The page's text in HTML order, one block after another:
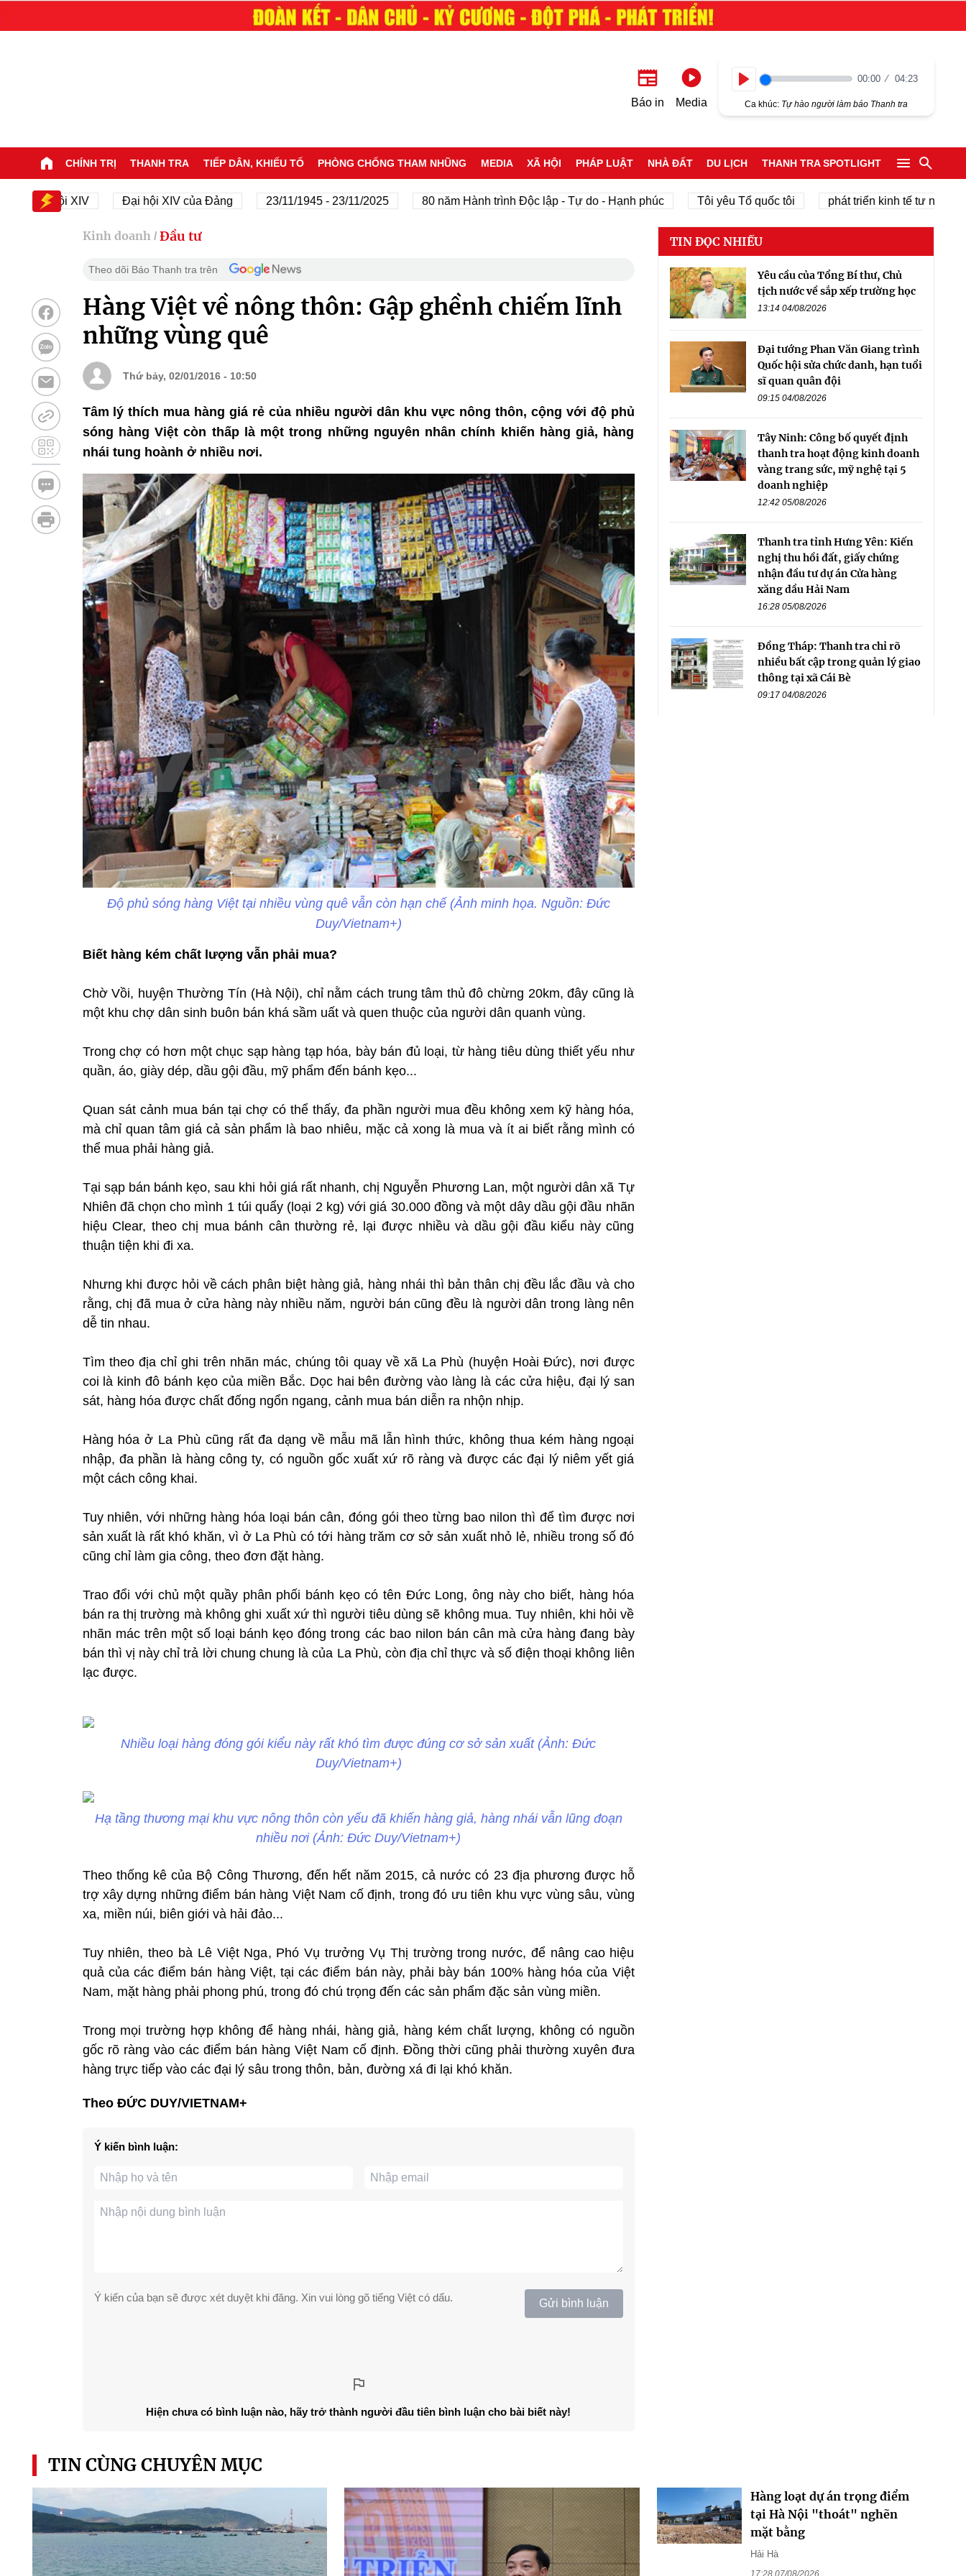
Báo in Media
00:00 04:23
Ca khúc: Tự hào người làm báo Thanh tra
CHÍNH TRỊ THANH TRA TIẾP DÂN, KHIẾU TỐ PHÒNG CHỐNG THAM NHŨNG MEDIA XÃ HỘI PHÁP LUẬT NHÀ ĐẤT DU LỊCH THANH TRA SPOTLIGHT
Đại hội XIV Đại hội XIV của Đảng 23/11/1945 - 23/11/2025 80 năm Hành trình Độc lập - Tự do - Hạnh phúc Tôi yêu Tổ quốc tôi phát triển kinh tế tư nhân
Kinh doanh / Đầu tư
Theo dõi Báo Thanh tra trên
Hàng Việt về nông thôn: Gập ghềnh chiếm lĩnh
những vùng quê
Thứ bảy, 02/01/2016 - 10:50
Tâm lý thích mua hàng giá rẻ của nhiều người dân khu vực nông thôn, cộng với độ phủ
sóng hàng Việt còn thấp là một trong những nguyên nhân chính khiến hàng giả, hàng
nhái tung hoành ở nhiều nơi.
Độ phủ sóng hàng Việt tại nhiều vùng quê vẫn còn hạn chế (Ảnh minh họa. Nguồn: Đức
Duy/Vietnam+)
Biết hàng kém chất lượng vẫn phải mua?
Chờ Vồi, huyện Thường Tín (Hà Nội), chỉ nằm cách trung tâm thủ đô chừng 20km, đây cũng là
một khu chợ dân sinh buôn bán khá sầm uất và quen thuộc của người dân quanh vùng.
Trong chợ có hơn một chục sạp hàng tạp hóa, bày bán đủ loại, từ hàng tiêu dùng thiết yếu như
quần, áo, giày dép, dầu gội đầu, mỹ phẩm đến bánh kẹo...
Quan sát cảnh mua bán tại chợ có thể thấy, đa phần người mua đều không xem kỹ hàng hóa,
mà chỉ quan tâm giá cả sản phẩm là bao nhiêu, mặc cả xong là mua và ít ai biết rằng mình có
thể mua phải hàng giả.
Tại sạp bán bánh kẹo, sau khi hỏi giá rất nhanh, chị Nguyễn Phương Lan, một người dân xã Tự
Nhiên đã chọn cho mình 1 túi quẩy (loại 2 kg) với giá 30.000 đồng và một dây dầu gội đầu nhãn
hiệu Clear, theo chị mua bánh cân thường rẻ, lại được nhiều và dầu gội đầu kiểu này cũng
thuận tiện khi đi xa.
Nhưng khi được hỏi về cách phân biệt hàng giả, hàng nhái thì bản thân chị đều lắc đầu và cho
rằng, chị đã mua ở cửa hàng này nhiều năm, người bán cũng đều là người dân trong làng nên
dễ tin nhau.
Tìm theo địa chỉ ghi trên nhãn mác, chúng tôi quay về xã La Phù (huyện Hoài Đức), nơi được
coi là kinh đô bánh kẹo của miền Bắc. Dọc hai bên đường vào làng là các cửa hiệu, đại lý san
sát, hàng hóa được chất đống ngổn ngang, cảnh mua bán diễn ra nhộn nhịp.
Hàng hóa ở La Phù cũng rất đa dạng về mẫu mã lẫn hình thức, không thua kém hàng ngoại
nhập, đa phần là hàng công ty, có nguồn gốc xuất xứ rõ ràng và được các đại lý niêm yết giá
một cách công khai.
Tuy nhiên, với những hàng hóa loại bán cân, đóng gói theo từng bao nilon thì để tìm được nơi
sản xuất là rất khó khăn, vì ở La Phù có tới hàng trăm cơ sở sản xuất nhỏ lẻ, nhiều trong số đó
cũng chỉ làm gia công, theo đơn đặt hàng.
Trao đổi với chủ một quầy phân phối bánh kẹo có tên Đức Long, ông này cho biết, hàng hóa
bán ra thị trường mà không ghi xuất xứ thì người tiêu dùng sẽ không mua. Tuy nhiên, khi hỏi về
nhãn mác trên một số loại bánh kẹo đóng trong các bao nilon bán cân mà cửa hàng đang bày
bán thì vị này chỉ trả lời chung chung là của La Phù, còn địa chỉ thực và số điện thoại không liên
lạc được.
Nhiều loại hàng đóng gói kiểu này rất khó tìm được đúng cơ sở sản xuất (Ảnh: Đức
Duy/Vietnam+)
Hạ tầng thương mại khu vực nông thôn còn yếu đã khiến hàng giả, hàng nhái vẫn lũng đoạn
nhiều nơi (Ảnh: Đức Duy/Vietnam+)
Theo thống kê của Bộ Công Thương, đến hết năm 2015, cả nước có 23 địa phương được hỗ
trợ xây dựng những điểm bán hàng Việt Nam cố định, trong đó ưu tiên khu vực vùng sâu, vùng
xa, miền núi, biên giới và hải đảo...
Tuy nhiên, theo bà Lê Việt Nga, Phó Vụ trưởng Vụ Thị trường trong nước, để nâng cao hiệu
quả của các điểm bán hàng Việt, tại các điểm bán này, phải bày bán 100% hàng hóa của Việt
Nam, mặt hàng phải phong phú, trong đó chú trọng đến các sản phẩm đặc sản vùng miền.
Trong mọi trường hợp không để hàng nhái, hàng giả, hàng kém chất lượng, không có nguồn
gốc rõ ràng vào các điểm bán hàng Việt Nam cố định. Đồng thời cũng phải thường xuyên đưa
hàng trực tiếp vào các đại lý sâu trong thôn, bản, đường xá đi lại khó khăn.
Theo ĐỨC DUY/VIETNAM+
Ý kiến bình luận:
Ý kiến của bạn sẽ được xét duyệt khi đăng. Xin vui lòng gõ tiếng Việt có dấu. Gửi bình luận
Hiện chưa có bình luận nào, hãy trở thành người đầu tiên bình luận cho bài biết này!
TIN ĐỌC NHIỀU
Yêu cầu của Tổng Bí thư, Chủ
tịch nước về sắp xếp trường học
13:14 04/08/2026
Đại tướng Phan Văn Giang trình
Quốc hội sửa chức danh, hạn tuổi
sĩ quan quân đội
09:15 04/08/2026
Tây Ninh: Công bố quyết định
thanh tra hoạt động kinh doanh
vàng trang sức, mỹ nghệ tại 5
doanh nghiệp
12:42 05/08/2026
Thanh tra tỉnh Hưng Yên: Kiến
nghị thu hồi đất, giấy chứng
nhận đầu tư dự án Cửa hàng
xăng dầu Hải Nam
16:28 05/08/2026
Đồng Tháp: Thanh tra chỉ rõ
nhiều bất cập trong quản lý giao
thông tại xã Cái Bè
09:17 04/08/2026
TIN CÙNG CHUYÊN MỤC
Hàng loạt dự án trọng điểm
tại Hà Nội "thoát" nghẽn
mặt bằng
Hải Hà
17:28 07/08/2026